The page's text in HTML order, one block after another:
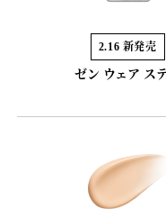
2.16 新発売
ゼン ウェア ス